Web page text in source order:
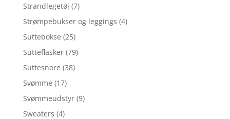
Strandlegetøj (7)
Strømpebukser og leggings (4)
Suttebokse (25)
Sutteflasker (79)
Suttesnore (38)
Svømme (17)
Svømmeudstyr (9)
Sweaters (4)